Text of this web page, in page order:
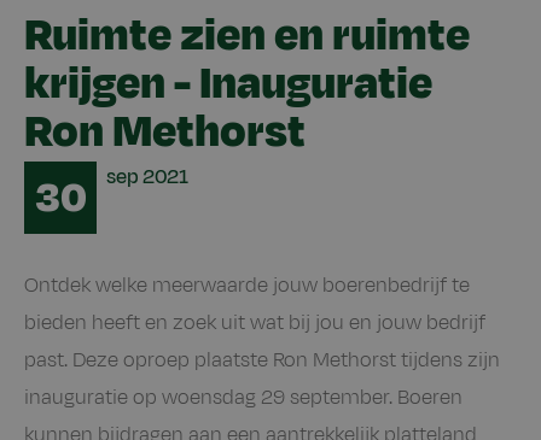
Ruimte zien en ruimte
krijgen - Inauguratie
Ron Methorst
30 sep2021
Ontdek welke meerwaarde jouw boerenbedrijf te
bieden heeft en zoek uit wat bij jou en jouw bedrijf
past. Deze oproep plaatste Ron Methorst tijdens zijn
inauguratie op woensdag 29 september. Boeren